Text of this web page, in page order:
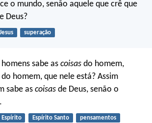
o mundo, senão aquele que crê que
Deus?
Jesus superação
sabe as coisas do homem,
homem, que nele está? Assim
sabe as coisas de Deus, senão o
Espírito Espírito Santo pensamentos